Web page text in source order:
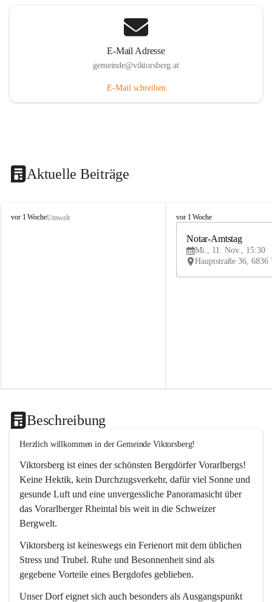
E-Mail Adresse
gemeinde@viktorsberg.at
E-Mail schreiben
Aktuelle Beiträge
V
vor 1 WocheUmwelt
V
vor 1 Woche
Notar-Amtstag
Mi., 11. Nov., 15:30
Beschreibung
Herzlich willkommen in der Gemeinde Viktorsberg!
Viktorsberg ist eines der schönsten Bergdörfer Vorarlbergs!
Keine Hektik, kein Durchzugsverkehr, dafür viel Sonne und
gesunde Luft und eine unvergessliche Panoramasicht über
das Vorarlberger Rheintal bis weit in die Schweizer
Bergwelt.
Viktorsberg ist keineswegs ein Ferienort mit dem üblichen
Stress und Trubel. Ruhe und Besonnenheit sind als
gegebene Vorteile eines Bergdofes geblieben.
Unser Dorf eignet sich auch besonders als Ausgangspunkt